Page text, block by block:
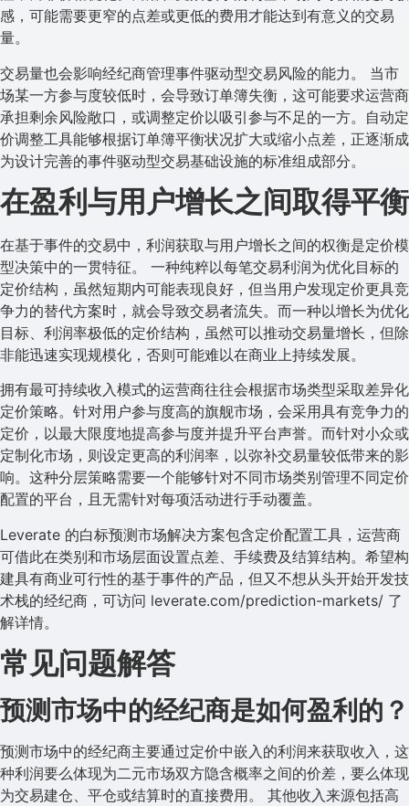
感，可能需要更窄的点差或更低的费用才能达到有意义的交易
量。
交易量也会影响经纪商管理事件驱动型交易风险的能力。 当市
场某一方参与度较低时，会导致订单簿失衡，这可能要求运营商
承担剩余风险敞口，或调整定价以吸引参与不足的一方。自动定
价调整工具能够根据订单簿平衡状况扩大或缩小点差，正逐渐成
为设计完善的事件驱动型交易基础设施的标准组成部分。
在盈利与用户增长之间取得平衡
在基于事件的交易中，利润获取与用户增长之间的权衡是定价模
型决策中的一贯特征。 一种纯粹以每笔交易利润为优化目标的
定价结构，虽然短期内可能表现良好，但当用户发现定价更具竞
争力的替代方案时，就会导致交易者流失。而一种以增长为优化
目标、利润率极低的定价结构，虽然可以推动交易量增长，但除
非能迅速实现规模化，否则可能难以在商业上持续发展。
拥有最可持续收入模式的运营商往往会根据市场类型采取差异化
定价策略。针对用户参与度高的旗舰市场，会采用具有竞争力的
定价，以最大限度地提高参与度并提升平台声誉。而针对小众或
定制化市场，则设定更高的利润率，以弥补交易量较低带来的影
响。这种分层策略需要一个能够针对不同市场类别管理不同定价
配置的平台，且无需针对每项活动进行手动覆盖。
Leverate 的白标预测市场解决方案包含定价配置工具，运营商
可借此在类别和市场层面设置点差、手续费及结算结构。希望构
建具有商业可行性的基于事件的产品，但又不想从头开始开发技
术栈的经纪商，可访问 leverate.com/prediction-markets/ 了
解详情。
常见问题解答
预测市场中的经纪商是如何盈利的？
预测市场中的经纪商主要通过定价中嵌入的利润来获取收入，这
种利润要么体现为二元市场双方隐含概率之间的价差，要么体现
为交易建仓、平仓或结算时的直接费用。 其他收入来源包括高